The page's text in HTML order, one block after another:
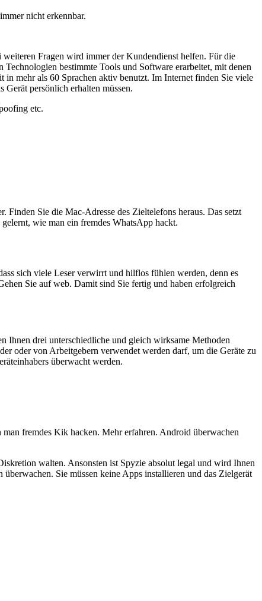
nicht erkennbar.
Fragen wird immer der Kundendienst helfen. Für die
bestimmte Tools und Software erarbeitet, mit denen
mehr als 60 Sprachen aktiv benutzt. Im Internet finden Sie viele
persönlich erhalten müssen.
etc.
Finden Sie die Mac-Adresse des Zieltelefons heraus. Das setzt
wie man ein fremdes WhatsApp hackt.
sich viele Leser verwirrt und hilflos fühlen werden, denn es
Sie auf web. Damit sind Sie fertig und haben erfolgreich
Ihnen drei unterschiedliche und gleich wirksame Methoden
oder von Arbeitgebern verwendet werden darf, um die Geräte zu
überwacht werden.
fremdes Kik hacken. Mehr erfahren. Android überwachen
walten. Ansonsten ist Spyzie absolut legal und wird Ihnen
Sie müssen keine Apps installieren und das Zielgerät